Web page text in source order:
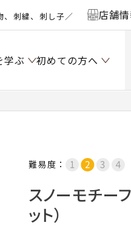
、刺繍、刺し子／ 店舗
学ぶ 初めての方へ
難易度：
スノーモチー
ット）